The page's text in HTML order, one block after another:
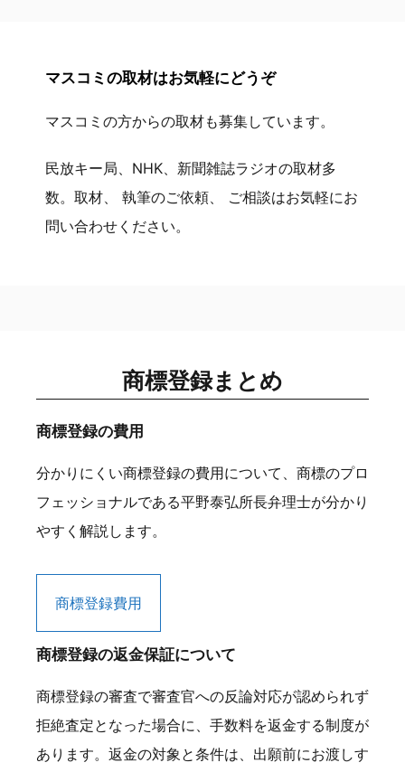
マスコミの取材はお気軽にどうぞ
マスコミの方からの取材も募集しています。
民放キー局、NHK、新聞雑誌ラジオの取材多
数。取材、 執筆のご依頼、 ご相談はお気軽にお
問い合わせください。
商標登録まとめ
商標登録の費用
分かりにくい商標登録の費用について、商標のプロ
フェッショナルである平野泰弘所長弁理士が分かり
やすく解説します。
商標登録費用
商標登録の返金保証について
商標登録の審査で審査官への反論対応が認められず
拒絶査定となった場合に、手数料を返金する制度が
あります。返金の対象と条件は、出願前にお渡しす